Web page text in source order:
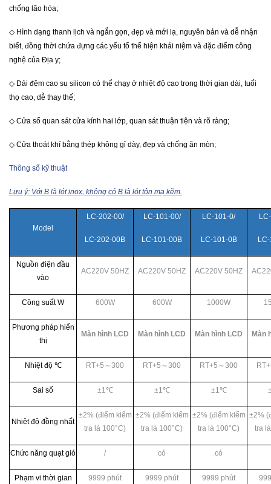
chống lão hóa;
◇ Hình dạng thanh lịch và ngắn gọn, đẹp và mới lạ, nguyên bản và dễ nhận
biết, đồng thời chứa đựng các yếu tố thể hiện khái niệm và đặc điểm công
nghệ của Địa y;
◇ Dải đệm cao su silicon có thể chạy ở nhiệt độ cao trong thời gian dài, tuổi
thọ cao, dễ thay thế;
◇ Cửa sổ quan sát cửa kính hai lớp, quan sát thuận tiện và rõ ràng;
◇ Cửa thoát khí bằng thép không gỉ dày, đẹp và chống ăn mòn;
Thông số kỹ thuật
Lưu ý: Với B là lót inox, không có B là lót tôn mạ kẽm.
Model
LC-202-00/
LC-202-00B
LC-101-00/
LC-101-00B
LC-101-0/
LC-101-0B
Nguồn điện đầu
vào
AC220V 50HZ AC220V 50HZ AC220V 50HZ
Công suất W 600W 600W 1000W
Phương pháp hiển
thị
Màn hình LCD Màn hình LCD Màn hình LCD Màn
Nhiệt độ ℃ RT+5 ～300 RT+5 ～300 RT+5 ～300
Sai số ±1℃ ±1℃ ±1℃
Nhiệt độ đồng nhất
±2% (điểm kiểm
tra là 100°C)
±2% (điểm kiểm
tra là 100°C)
±2% (điểm kiểm
tra là 100°C)
±2%
tra
Chức năng quạt gió / có có
Phạm vi thời gian 9999 phút 9999 phút 9999 phút